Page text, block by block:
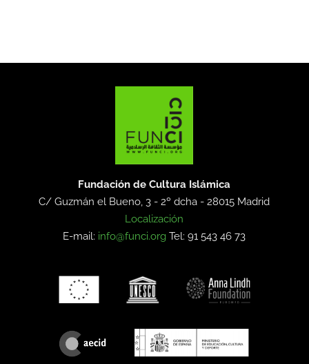
Fundación de Cultura Islámica
C/ Guzmán el Bueno, 3 - 2º dcha -28015 Madrid
Localización
E-mail: info@funci.org Tel: 91 543 46 73